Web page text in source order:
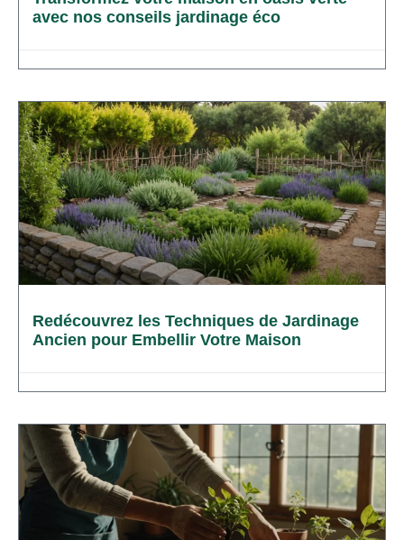
avec nos conseils jardinage éco
Redécouvrez les Techniques de Jardinage
Ancien pour Embellir Votre Maison